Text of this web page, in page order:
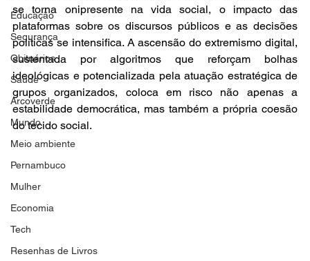
Educação
Segurança
Obituários
Saúde
Arcoverde
Mundo
Meio ambiente
Pernambuco
Mulher
Economia
Tech
Resenhas de Livros
se torna onipresente na vida social, o impacto das
plataformas sobre os discursos públicos e as decisões
políticas se intensifica. A ascensão do extremismo digital,
sustentada por algoritmos que reforçam bolhas
ideológicas e potencializada pela atuação estratégica de
grupos organizados, coloca em risco não apenas a
estabilidade democrática, mas também a própria coesão
do tecido social.